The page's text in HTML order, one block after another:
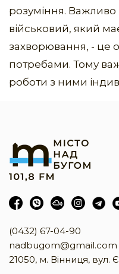
розуміння.
військовий, який
захворювання, - це
потребами. Тому
роботи з ними
(0432) 67-04-90
nadbugom@gmail.com
21050, м. Вінниця, вул.